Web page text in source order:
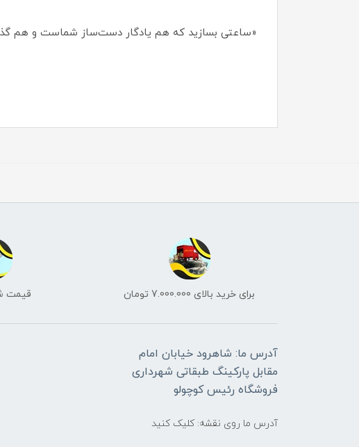
«ساعتی بسازید که هم یادگار دست‌ساز شماست و هم
برای خرید بالای 7.000.000 تومان قیمت
آدرس ما: شاهرود خیابان امام
مقابل پارکینگ طبقاتی شهرداری
فروشگاه رئیس کوچولو
آدرس ما روی نقشه: کلیک کنید